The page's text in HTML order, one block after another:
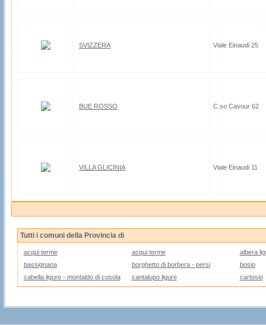
SVIZZERA Viale Einaudi 25
BUE ROSSO C.so Cavour 62
VILLA GLICINIA Viale Einaudi 11
Tutti i comuni della Provincia di
acqui terme acqui terme
albera
bassignana
borghetto di borbera - persi
bosio
cabella ligure - montaldo di cosola
cantalupo ligure cartosio